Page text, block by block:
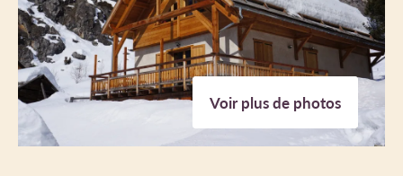
Voir plus de photos